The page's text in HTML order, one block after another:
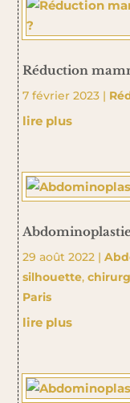
Réduction
7 février 2023|
lire plus
29 août 2022|
silhouette,
Paris
lire plus